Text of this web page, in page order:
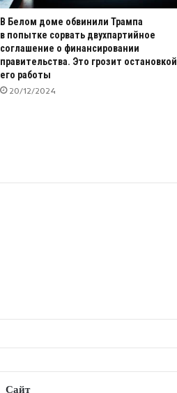
В Белом доме обвинили Трампа
в попытке сорвать двухпартийное
соглашение о финансировании
правительства. Это грозит остановкой
его работы
20/12/2024
Сайт